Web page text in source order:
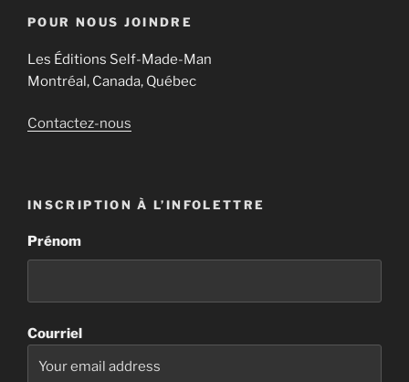
POUR NOUS JOINDRE
Les Éditions Self-Made-Man
Montréal, Canada, Québec
Contactez-nous
INSCRIPTION À L’INFOLETTRE
Prénom
Courriel